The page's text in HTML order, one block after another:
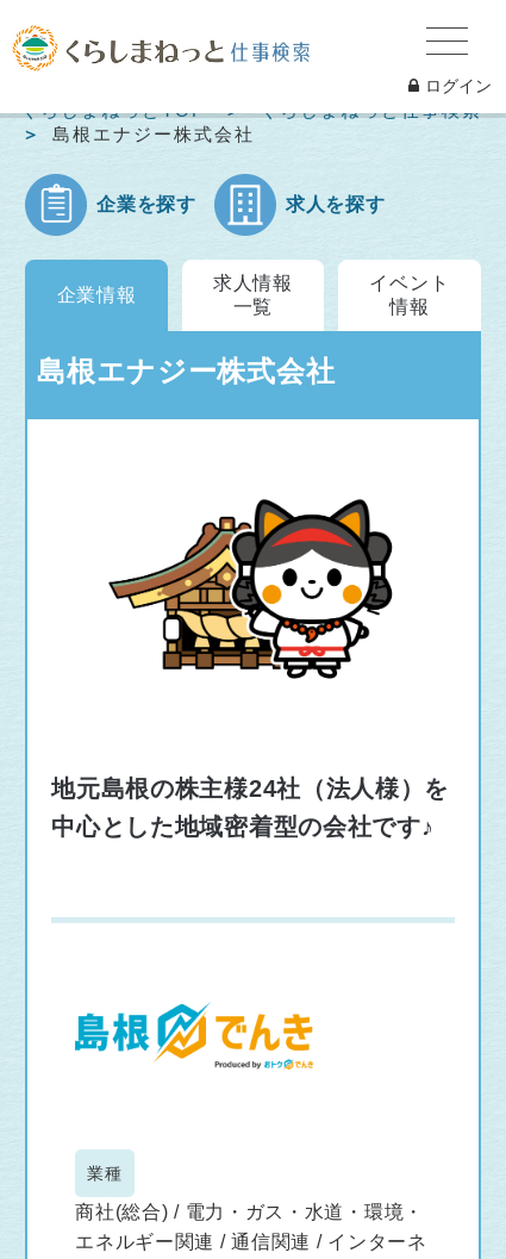
ログイン
くらしまねっとTOP
くらしまねっと仕事検索
島根エナジー株式会社
企業を探す 求人を探す
企業情報
求人情報
一覧
イベント
情報
島根エナジー株式会社
地元島根の株主様24社（法人様）を
中心とした地域密着型の会社です♪
業種
商社(総合) / 電力・ガス・水道・環境・
エネルギー関連 / 通信関連 / インターネ